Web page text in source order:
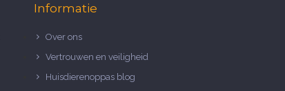
Informatie
Over ons
Vertrouwen en veiligheid
Huisdierenoppas blog